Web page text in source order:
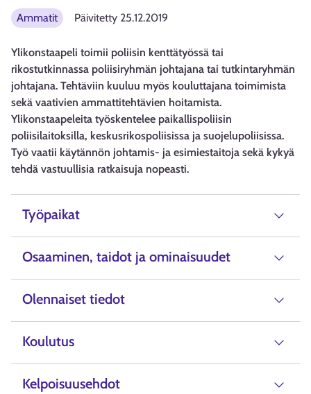
Ammatit Päivitetty 25.12.2019
Ylikonstaapeli toimii poliisin kenttätyössä tai
rikostutkinnassa poliisiryhmän johtajana tai tutkintaryhmän
johtajana. Tehtäviin kuuluu myös kouluttajana toimimista
sekä vaativien ammattitehtävien hoitamista.
Ylikonstaapeleita työskentelee paikallispoliisin
poliisilaitoksilla, keskusrikospoliisissa ja suojelupoliisissa.
Työ vaatii käytännön johtamis- ja esimiestaitoja sekä kykyä
tehdä vastuullisia ratkaisuja nopeasti.
Työpaikat
Osaaminen, taidot ja ominaisuudet
Olennaiset tiedot
Koulutus
Kelpoisuusehdot